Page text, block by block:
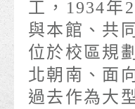
工，1934年
與本館、共
位於校區規
北朝南、面
過去作為大